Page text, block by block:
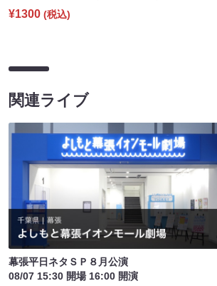
¥1300 (税込)
関連ライブ
幕張平日ネタＳＰ８月公演
08/07 15:30 開場 16:00 開演